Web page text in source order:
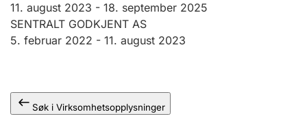
Offentlig sektor
11. august 2023 - 18. september 2025
SENTRALT GODKJENT AS
5. februar 2022 - 11. august 2023
Søk i Virksomhetsopplysninger